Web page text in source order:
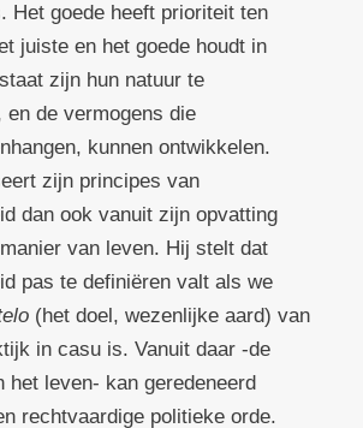
Het goede heeft prioriteit ten
juiste en het goede houdt in
zijn hun natuur te
de vermogens die
kunnen ontwikkelen.
zijn principes van
dan ook vanuit zijn opvatting
van leven. Hij stelt dat
pas te definiëren valt als we
(het doel, wezenlijke aard) van
in casu is. Vanuit daar -de
het leven- kan geredeneerd
rechtvaardige politieke orde.